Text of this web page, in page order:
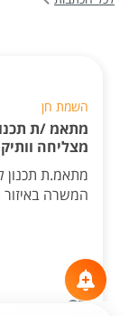
השמת חן
מתאמ /ת
מצליחה
מתאמ.ת תכנון
המשרה